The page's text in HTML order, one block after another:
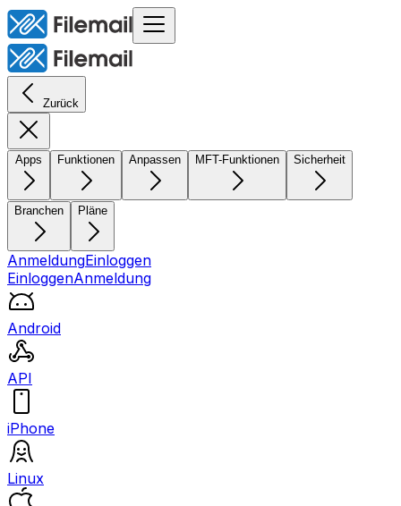
Zurück
Apps Funktionen Anpassen MFT-Funktionen Sicherheit
Branchen Pläne
AnmeldungEinloggen
EinloggenAnmeldung
Android
API
iPhone
Linux